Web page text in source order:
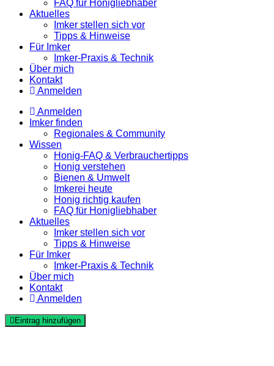
FAQ für Honigliebhaber
Aktuelles
Imker stellen sich vor
Tipps & Hinweise
Für Imker
Imker-Praxis & Technik
Über mich
Kontakt
Anmelden
Anmelden
Imker finden
Regionales & Community
Wissen
Honig-FAQ & Verbrauchertipps
Honig verstehen
Bienen & Umwelt
Imkerei heute
Honig richtig kaufen
FAQ für Honigliebhaber
Aktuelles
Imker stellen sich vor
Tipps & Hinweise
Für Imker
Imker-Praxis & Technik
Über mich
Kontakt
Anmelden
Eintrag hinzufügen